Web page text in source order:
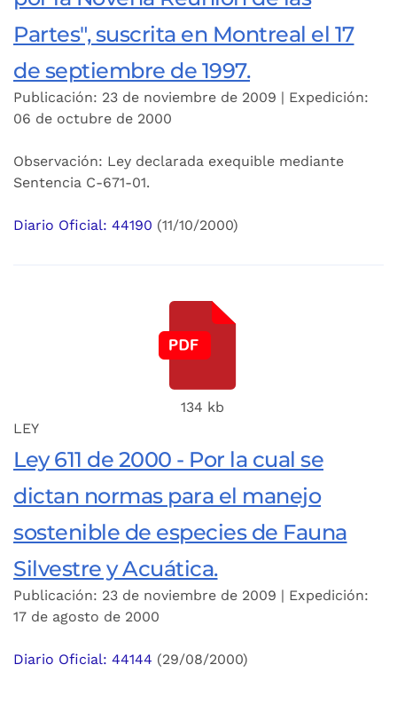
Partes", suscrita en Montreal el 17
de septiembre de 1997.
Publicación: 23 de noviembre de 2009 | Expedición:
06 de octubre de 2000
Observación: Ley declarada exequible mediante
Sentencia C-671-01.
Diario Oficial: 44190 (11/10/2000)
134 kb
LEY
Ley 611 de 2000 - Por la cual se
dictan normas para el manejo
sostenible de especies de Fauna
Silvestre y Acuática.
Publicación: 23 de noviembre de 2009 | Expedición:
17 de agosto de 2000
Diario Oficial: 44144 (29/08/2000)